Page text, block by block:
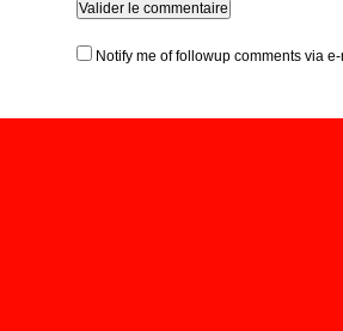
Notify me of followup comments via